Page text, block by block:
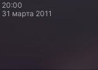
20:00
31 марта 2011